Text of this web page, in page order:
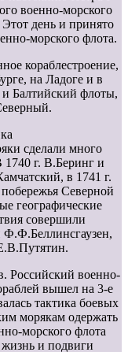
военно-морского
день и принято
морского флота.
кораблестроение,
на Ладоге и в
Балтийский флоты,
сделали много
г. В.Беринг и
в 1741 г.
Северной
географические
совершили
Ф.Ф.Беллинсгаузен,
Российский военно-
вышел на 3-е
тактика боевых
морякам одержать
морского флота
и подвиги